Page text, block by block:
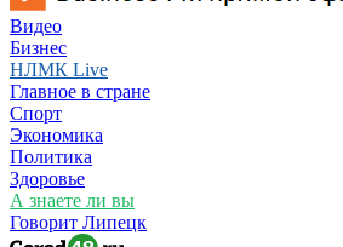
Видео
Бизнес
НЛМК Live
Главное в стране
Спорт
Экономика
Политика
Здоровье
А знаете ли вы
Говорит Липецк